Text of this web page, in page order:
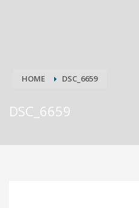
HOME DSC_6659
DSC_6659